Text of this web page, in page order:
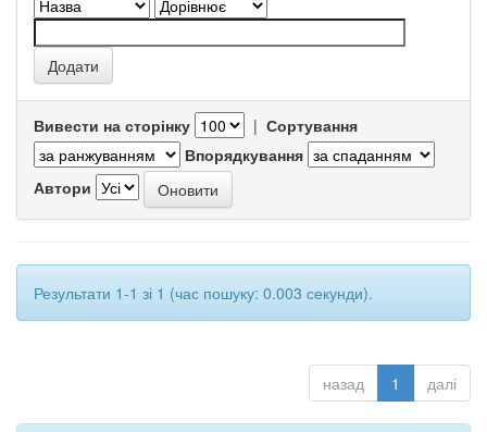
Вивести на сторінку | Сортування
Впорядкування
Автори
Результати 1-1 зі 1 (час пошуку: 0.003 секунди).
назад 1 далі